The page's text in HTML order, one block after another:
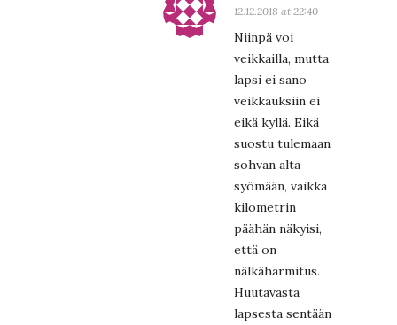
12.12.2018 at 22:40
Niinpä voi
veikkailla, mutta
lapsi ei sano
veikkauksiin ei
eikä kyllä. Eikä
suostu tulemaan
sohvan alta
syömään, vaikka
kilometrin
päähän näkyisi,
että on
nälkäharmitus.
Huutavasta
lapsesta sentään